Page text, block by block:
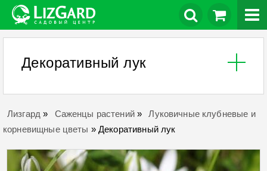
Декоративный лук
Лизгард » Саженцы растений»
Луковичные клубневые и
корневищные цветы »Декоративный лук